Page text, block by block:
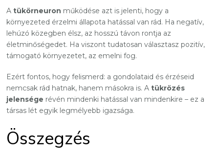
Atükörneuron működése azt is jelenti, hogy a
környezeted érzelmi állapota hatással van rád. Ha negatív,
lehúzó közegben élsz, az hosszú távon rontja az
életminőségedet. Ha viszont tudatosan választasz pozitív,
támogató környezetet, az emelni fog.
Ezért fontos, hogy felismerd: a gondolataid és érzéseid
nemcsak rád hatnak, hanem másokra is. Atükrözés
jelensége révén mindenki hatással van mindenkire – ez a
társas lét egyik legmélyebb igazsága.
Összegzés